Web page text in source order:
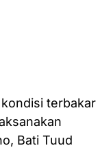
terbakar
Bati Tuud